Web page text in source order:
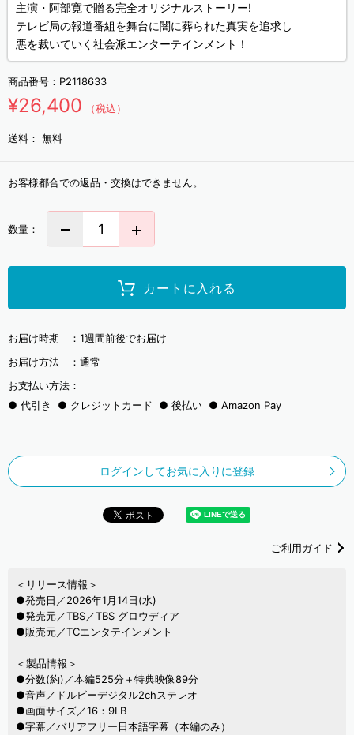
主演・阿部寛で贈る完全オリジナルストーリー!
テレビ局の報道番組を舞台に闇に葬られた真実を追求し
悪を裁いていく社会派エンターテインメント！
商品番号： P2118633
¥26,400 （税込）
送料： 無料
お客様都合での返品・交換はできません。
数量：
カートに入れる
お届け時期 ： 1週間前後でお届け
お届け方法 ： 通常
お支払い方法：
代引き
クレジットカード 後払い Amazon Pay
ログインしてお気に入りに登録
ご利用ガイド
＜リリース情報＞
●発売日／2026年1月14日(水)
●発売元／TBS／TBS グロウディア
●販売元／TCエンタテインメント
＜製品情報＞
●分数(約)／本編525分＋特典映像89分
●音声／ドルビーデジタル2chステレオ
●画面サイズ／16：9LB
●字幕／バリアフリー日本語字幕（本編のみ）